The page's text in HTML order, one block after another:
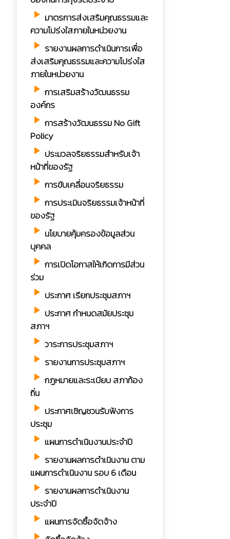
play_arrow มาตรการส่งเสริมคุณธรรมและ
ความโปร่งใสภายในหน่วยงาน
play_arrow รายงานผลการดำเนินการเพื่อ
ส่งเสริมคุณธรรมและความโปร่งใส
ภายในหน่วยงาน
play_arrow การเสริมสร้างวัฒนธรรม
องค์กร
play_arrow การสร้างวัฒนธรรม No Gift
Policy
play_arrow ประมวลจริยธรรมสำหรับเจ้า
หน้าที่ของรัฐ
play_arrow การขับเคลื่อนจริยธรรม
play_arrow การประเมินจริยธรรมเจ้าหน้าที่
ของรัฐ
play_arrow นโยบายคุ้มครองข้อมูลส่วน
บุคคล
play_arrow การเปิดโอกาสให้เกิดการมีส่วน
ร่วม
play_arrow ประกาศ เรียกประชุมสภาฯ
play_arrow ประกาศ กำหนดสมัยประชุม
สภาฯ
play_arrow วาระการประชุมสภาฯ
play_arrow รายงานการประชุมสภาฯ
play_arrow กฏหมายและระเบียบ สภาท้อง
ถิ่น
play_arrow ประกาศเชิญชวนรับฟังการ
ประชุม
play_arrow แผนการดำเนินงานประจำปี
play_arrow รายงานผลการดำเนินงาน ตาม
แผนการดำเนินงาน รอบ 6 เดือน
play_arrow รายงานผลการดำเนินงาน
ประจำปี
play_arrow แผนการจัดซื้อจัดจ้าง
play_arrow